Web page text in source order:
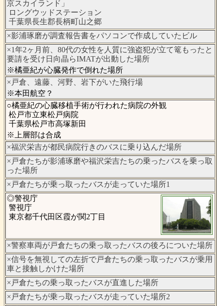
京スカイランド」
ロングウッドステーション
千葉県長生郡長柄町山之郷
×影浦琢磨が調査報告書をパソコンで作成していたビル
×1年2ヶ月前、80代の女性を人質に強盗犯が立て篭もったと
要請を受け日向晶らIMATが出動した場所
※橘亜紀が心臓発作で倒れた場所
×戸倉、遠藤、河野、岩下がいた飛行場
※本田航空？
○橘亜紀の心臓移植手術が行われた病院の外観
松戸市立東松戸病院
千葉県松戸市高塚新田
※上層部は合成
×福沢栄吉が都民病院行きのバスに乗り込んだ場所
×戸倉たちが影浦琢磨や福沢栄吉たちの乗ったバスを乗っ取
った場所
×戸倉たちが乗っ取ったバスが走っていた場所1
◎警視庁
警視庁
東京都千代田区霞が関2丁目
×警察車両が戸倉たちの乗っ取ったバスの後ろについた場所
×信号を無視しての左折で戸倉たちの乗っ取ったバスが乗用
車と接触しかけた場所
×戸倉たちの乗っ取ったバスが直進した場所
×戸倉たちが乗っ取ったバスが走っていた場所2